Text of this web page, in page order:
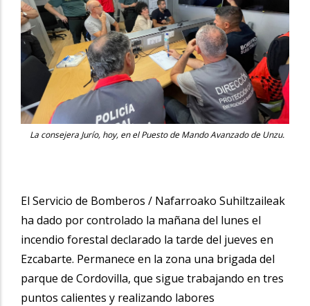
La consejera Jurío, hoy, en el Puesto de Mando Avanzado de Unzu.
El Servicio de Bomberos / Nafarroako Suhiltzaileak
ha dado por controlado la mañana del lunes el
incendio forestal declarado la tarde del jueves en
Ezcabarte. Permanece en la zona una brigada del
parque de Cordovilla, que sigue trabajando en tres
puntos calientes y realizando labores